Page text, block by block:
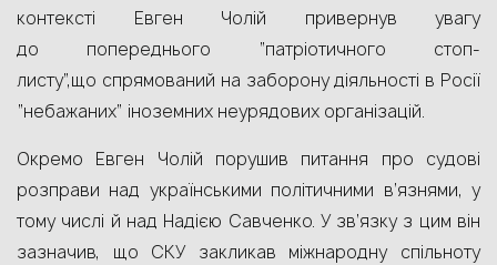
контексті Евген Чолій привернув увагу
до попереднього “патріотичного стоп-
листу”,що спрямований на заборону діяльності в Росії
“небажаних” іноземних неурядових організацій.
Окремо Евген Чолій порушив питання про судові
розправи над українськими політичними в’язнями, у
тому числі й над Надією Савченко. У зв’язку з цим він
зазначив, що СКУ закликав міжнародну спільноту